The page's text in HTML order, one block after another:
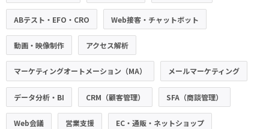
ABテスト・EFO・CRO Web接客・チャットボット
動画・映像制作 アクセス解析
マーケティングオートメーション（MA） メールマーケティング
データ分析・BI CRM（顧客管理） SFA（商談管理）
Web会議 営業支援 EC・通販・ネットショップ